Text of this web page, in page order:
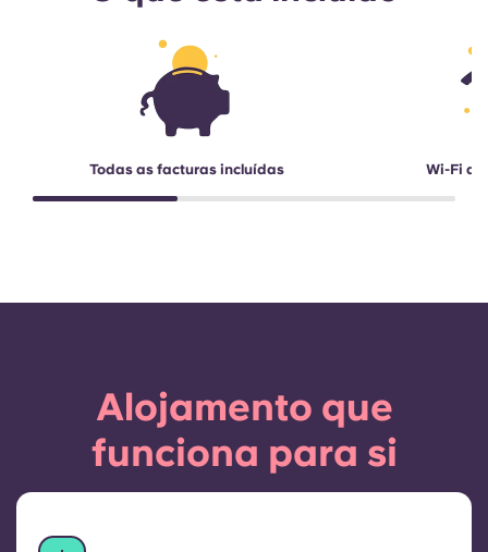
Todas as facturas incluídas Wi-Fi
Alojamento que
funciona para si